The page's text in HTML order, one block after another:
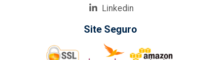
Linkedin
Site Seguro